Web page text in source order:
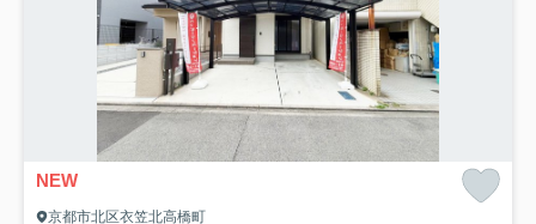
NEW
京都市北区衣笠北高橋町